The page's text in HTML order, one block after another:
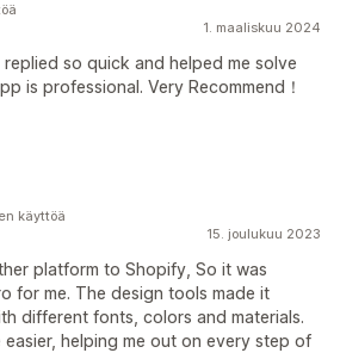
1. maaliskuu 2024
replied so quick and helped me solve
is professional. Very Recommend！
15. joulukuu 2023
platform to Shopify, So it was
for me. The design tools made it
different fonts, colors and materials.
easier, helping me out on every step of
käyttöä